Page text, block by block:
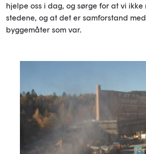
hjelpe oss i dag, og sørge for at vi
stedene, og at det er samforstand
byggemåter som var.